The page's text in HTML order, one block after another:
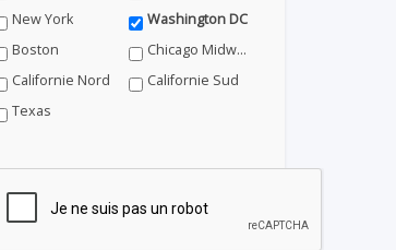
New York
Washington DC
Boston
Chicago Midwest
Californie Nord
Californie Sud
Texas